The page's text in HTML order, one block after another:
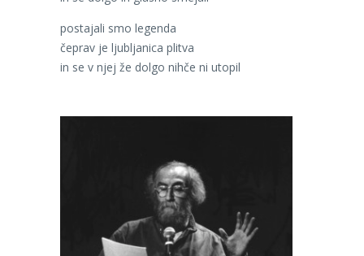
postajali smo legenda
čeprav je ljubljanica plitva
in se v njej že dolgo nihče ni utopil